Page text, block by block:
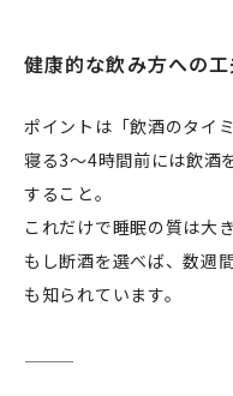
健康的な飲み方への
ポイントは「飲酒のタイ
寝る3〜4時間前には飲酒
すること。
これだけで睡眠の質は大
もし断酒を選べば、数週
も知られています。